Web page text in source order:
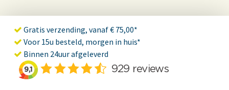
Gratis verzending, vanaf € 75,00*
Voor 15u besteld, morgen in huis*
Binnen 24uur afgeleverd